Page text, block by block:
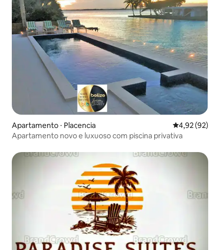
Apartamento ⋅ Placencia 4,92 de uma
4,92 (92)
Apartamento novo e luxuoso com piscina privativa